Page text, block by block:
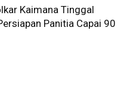
Kaimana Tinggal
Panitia Capai 90